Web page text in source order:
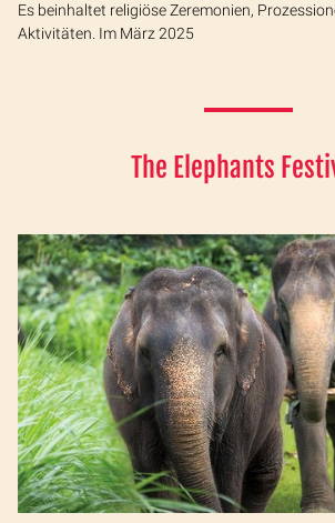
Es beinhaltet religiöse Zeremonien,
Aktivitäten. Im März 2025
The Elephants